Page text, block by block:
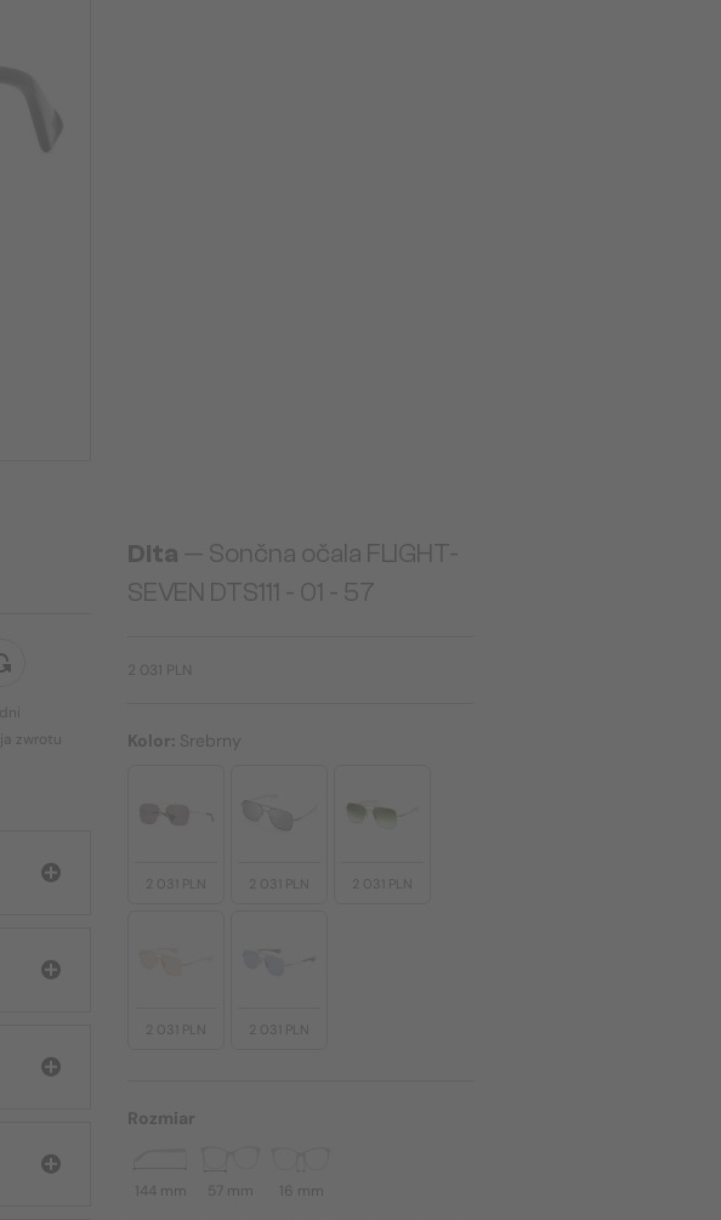
dni
zwrotu
Dita — Sončna očala FLIGHT-
SEVEN DTS111 - 01 - 57
2 031 PLN
Kolor: Srebrny
2 031 PLN 2 031 PLN 2 031 PLN
2 031 PLN 2 031 PLN
Rozmiar
144 mm 57 mm 16 mm